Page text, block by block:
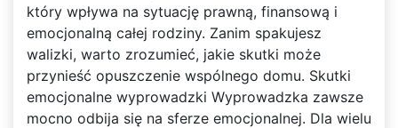
który wpływa na sytuację prawną, finansową i
emocjonalną całej rodziny. Zanim spakujesz
walizki, warto zrozumieć, jakie skutki może
przynieść opuszczenie wspólnego domu. Skutki
emocjonalne wyprowadzki Wyprowadzka zawsze
mocno odbija się na sferze emocjonalnej. Dla wielu